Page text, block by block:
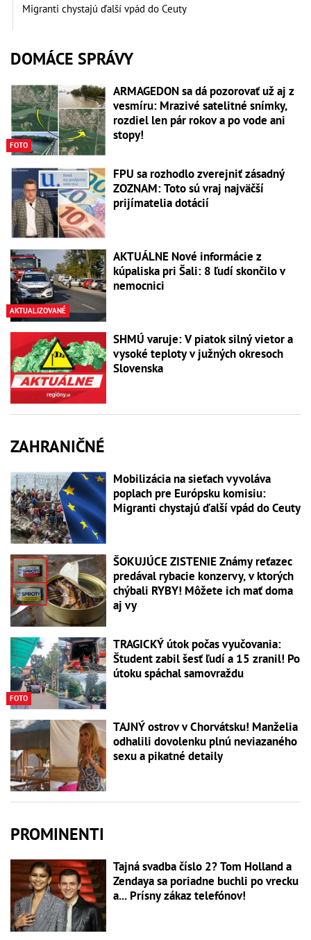
Migranti chystajú ďalší vpád do Ceuty
DOMÁCE SPRÁVY
FOTO
ARMAGEDON sa dá pozorovať už aj z
vesmíru: Mrazivé satelitné snímky,
rozdiel len pár rokov a po vode ani
stopy!
FPU sa rozhodlo zverejniť zásadný
ZOZNAM: Toto sú vraj najväčší
prijímatelia dotácií
AKTUALIZOVANÉ
AKTUÁLNE Nové informácie z
kúpaliska pri Šali: 8 ľudí skončilo v
nemocnici
SHMÚ varuje: V piatok silný vietor a
vysoké teploty v južných okresoch
Slovenska
ZAHRANIČNÉ
Mobilizácia na sieťach vyvoláva
poplach pre Európsku komisiu:
Migranti chystajú ďalší vpád do Ceuty
ŠOKUJÚCE ZISTENIE Známy reťazec
predával rybacie konzervy, v ktorých
chýbali RYBY! Môžete ich mať doma
aj vy
FOTO
TRAGICKÝ útok počas vyučovania:
Študent zabil šesť ľudí a 15 zranil! Po
útoku spáchal samovraždu
TAJNÝ ostrov v Chorvátsku! Manželia
odhalili dovolenku plnú neviazaného
sexu a pikatné detaily
PROMINENTI
Tajná svadba číslo 2? Tom Holland a
Zendaya sa poriadne buchli po vrecku
a... Prísny zákaz telefónov!